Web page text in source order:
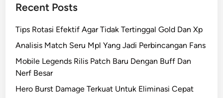
Recent Posts
Tips Rotasi Efektif Agar Tidak Tertinggal Gold Dan Xp
Analisis Match Seru Mpl Yang Jadi Perbincangan Fans
Mobile Legends Rilis Patch Baru Dengan Buff Dan
Nerf Besar
Hero Burst Damage Terkuat Untuk Eliminasi Cepat